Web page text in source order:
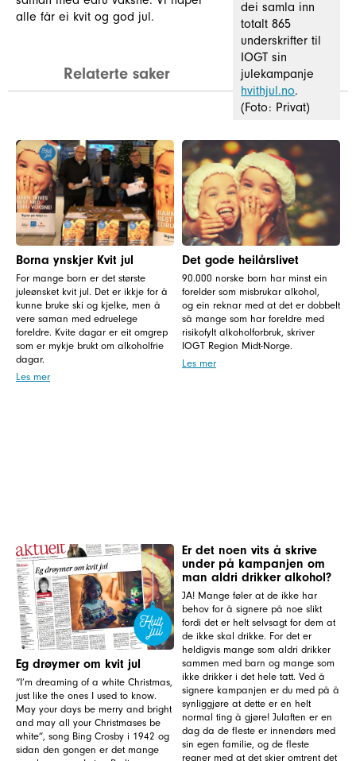
dei samla inn
totalt 865
underskrifter til
IOGT sin
julekampanje
hvithjul.no.
(Foto: Privat)
alle får ei kvit og god jul.
Relaterte saker
Borna ynskjer Kvit jul
For mange born er det største
juleønsket kvit jul. Det er ikkje for å
kunne bruke ski og kjelke, men å
vere saman med edruelege
foreldre. Kvite dagar er eit omgrep
som er mykje brukt om alkoholfrie
dagar.
Les mer
Det gode heilårslivet
90.000 norske born har minst ein
forelder som misbrukar alkohol,
og ein reknar med at det er dobbelt
så mange som har foreldre med
risikofylt alkoholforbruk, skriver
IOGT Region Midt-Norge.
Les mer
Eg drøymer om kvit jul
“I’m dreaming of a white Christmas,
just like the ones I used to know.
May your days be merry and bright
and may all your Christmases be
white”, song Bing Crosby i 1942 og
sidan den gongen er det mange
Er det noen vits å skrive
under på kampanjen om
man aldri drikker alkohol?
JA! Mange føler at de ikke har
behov for å signere på noe slikt
fordi det er helt selvsagt for dem at
de ikke skal drikke. For det er
heldigvis mange som aldri drikker
sammen med barn og mange som
ikke drikker i det hele tatt. Ved å
signere kampanjen er du med på å
synliggjøre at dette er en helt
normal ting å gjøre! Julaften er en
dag da de fleste er innendørs med
sin egen familie, og de fleste
regner med at det skjer omtrent det